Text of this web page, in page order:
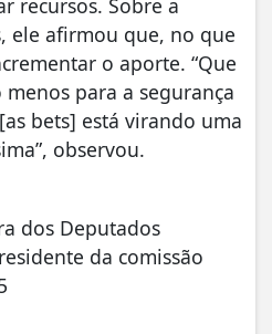
recursos. Sobre a
ele afirmou que, no que
o aporte. “Que
para a segurança
bets] está virando uma
observou.
dos Deputados
da comissão